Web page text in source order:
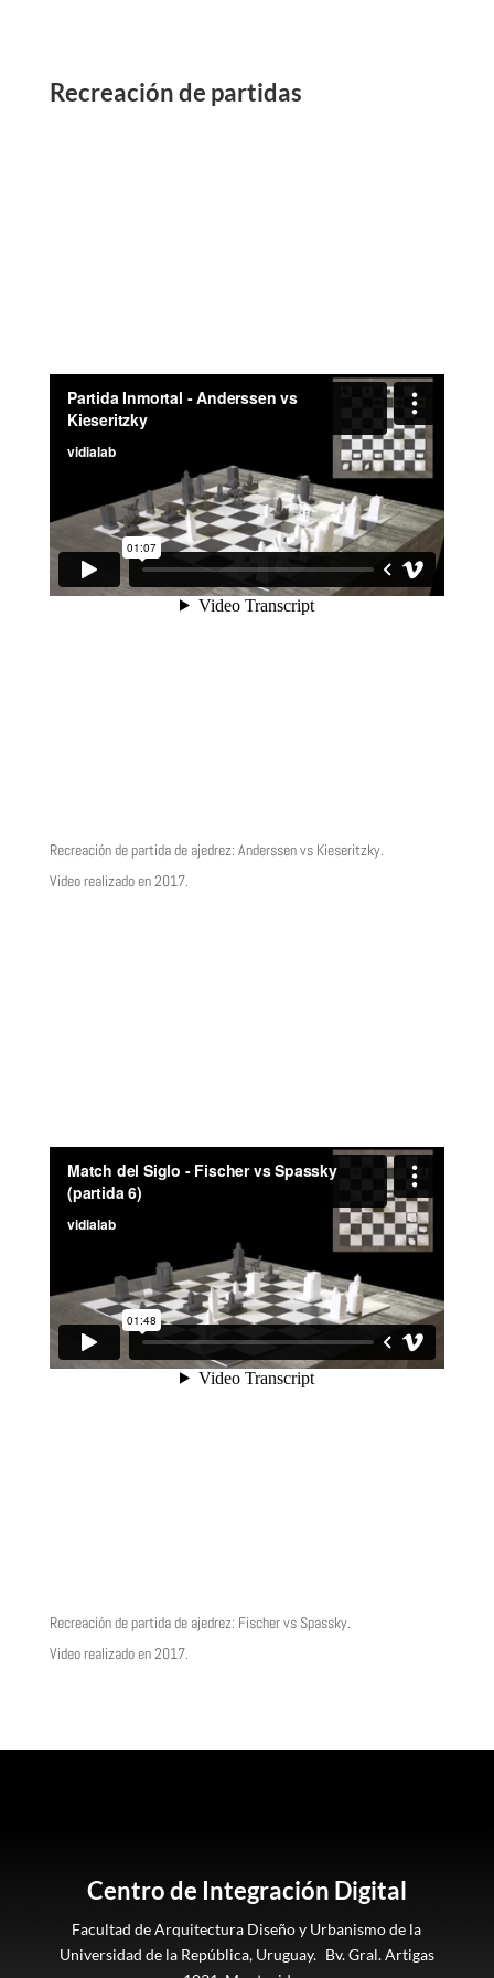
Recreación de partidas
Recreación de partida de ajedrez: Anderssen vs Kieseritzky.
Video realizado en 2017.
Recreación de partida de ajedrez: Fischer vs Spassky.
Video realizado en 2017.
Centro de Integración Digital
Facultad de Arquitectura Diseño y Urbanismo de la
Universidad de la República, Uruguay. Bv. Gral. Artigas